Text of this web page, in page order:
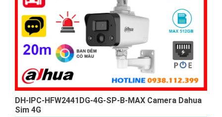
DH-IPC-HFW2441DG-4G-SP-B-MAX Camera Dahua
Sim 4G